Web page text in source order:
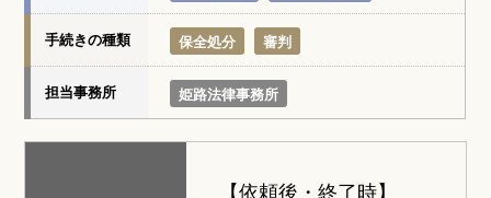
手続きの種類 保全処分 審判
担当事務所 姫路法律事務所
【依頼後・終了時】